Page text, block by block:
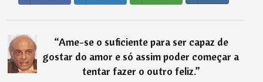
“Ame-se o suficiente para ser capaz de
gostar do amor e só assim poder começar a
tentar fazer o outro feliz.”